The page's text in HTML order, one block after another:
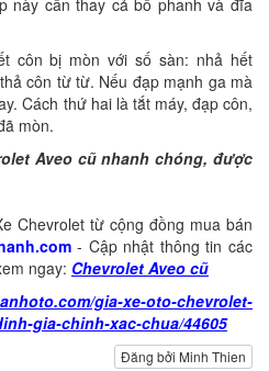
côn bị mòn với số sàn: nhả hết
côn từ từ. Nếu đạp mạnh ga mà
Cách thứ hai là tắt máy, đạp côn,
mòn.
Aveo cũ nhanh chóng, được
Chevrolet từ cộng đồng mua bán
- Cập nhật thông tin các
ngay: Chevrolet Aveo cũ
gia-xe-oto-chevrolet-
gia-chinh-xac-chua/44605
Đăng bởi Minh Thien